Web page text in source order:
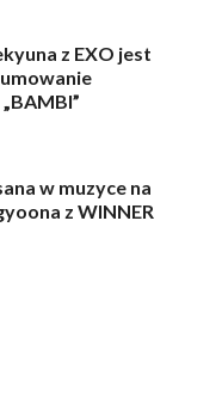
z EXO jest
w muzyce na
z WINNER